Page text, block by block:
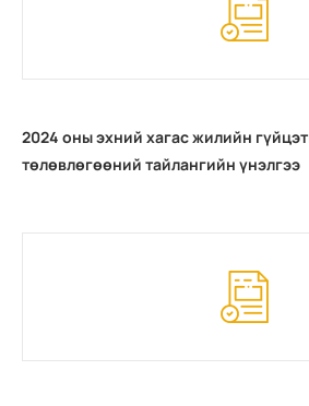
2024 оны эхний хагас жилийн
төлөвлөгөөний тайлангийн үнэлгээ